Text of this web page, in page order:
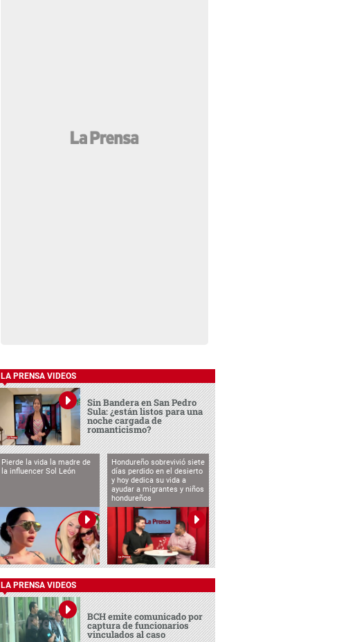
LA PRENSA VIDEOS
Sin Bandera en San Pedro
Sula: ¿están listos para una
noche cargada de
romanticismo?
Pierde la vida la madre de
la influencer Sol León
Hondureño sobrevivió siete
días perdido en el desierto
y hoy dedica su vida a
ayudar a migrantes y niños
hondureños
LA PRENSA VIDEOS
BCH emite comunicado por
captura de funcionarios
vinculados al caso